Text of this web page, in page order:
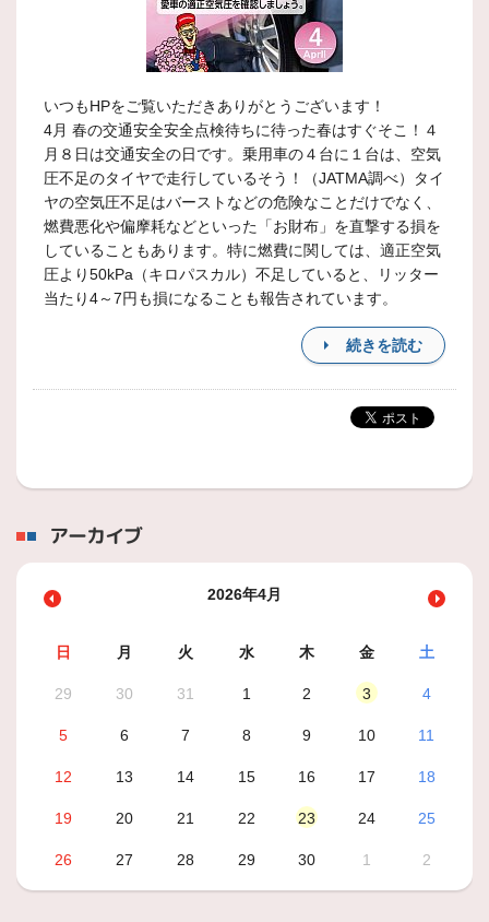
いつもHPをご覧いただきありがとうございます！
4月 春の交通安全安全点検待ちに待った春はすぐそこ！４
月８日は交通安全の日です。乗用車の４台に１台は、空気
圧不足のタイヤで走行しているそう！（JATMA調べ）タイ
ヤの空気圧不足はバーストなどの危険なことだけでなく、
燃費悪化や偏摩耗などといった「お財布」を直撃する損を
していることもあります。特に燃費に関しては、適正空気
圧より50kPa（キロパスカル）不足していると、リッター
当たり4～7円も損になることも報告されています。
続きを読む
アーカイブ
2026年4月
日 月 火 水 木 金 土
29 30 31 1 2 3 4
5 6 7 8 9 10 11
12 13 14 15 16 17 18
19 20 21 22 23 24 25
26 27 28 29 30 1 2